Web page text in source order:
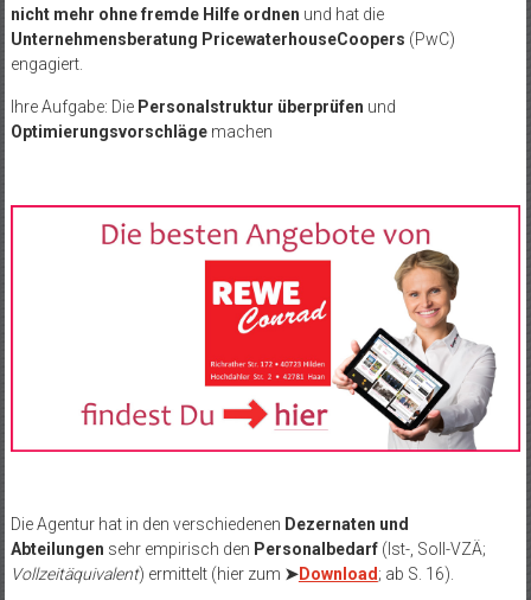
nicht mehr ohne fremde Hilfe ordnen und hat die
Unternehmensberatung PricewaterhouseCoopers (PwC)
engagiert.
Ihre Aufgabe: Die Personalstruktur überprüfen und
Optimierungsvorschlägemachen
Die Agentur hat in den verschiedenen Dezernaten und
Abteilungen sehr empirisch den Personalbedarf(Ist-, Soll-VZÄ;
Vollzeitäquivalent) ermittelt (hier zum ➤Download; ab S. 16).